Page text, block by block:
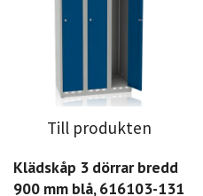
Till produkten
Klädskåp 3 dörrar bredd
900 mm blå, 616103-131